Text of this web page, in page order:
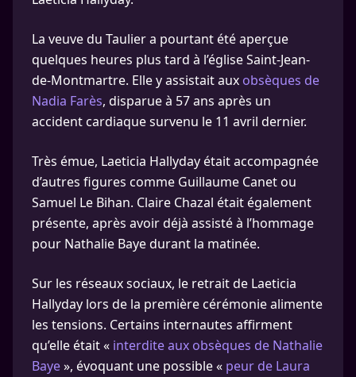
La veuve du Taulier a pourtant été aperçue
quelques heures plus tard à l’église Saint-Jean-
de-Montmartre. Elle y assistait aux obsèques de
Nadia Farès, disparue à 57 ans après un
accident cardiaque survenu le 11 avril dernier.
Très émue, Laeticia Hallyday était accompagnée
d’autres figures comme Guillaume Canet ou
Samuel Le Bihan. Claire Chazal était également
présente, après avoir déjà assisté à l’hommage
pour Nathalie Baye durant la matinée.
Sur les réseaux sociaux, le retrait de Laeticia
Hallyday lors de la première cérémonie alimente
les tensions. Certains internautes affirment
qu’elle était « interdite aux obsèques de Nathalie
Baye», évoquant une possible « peur de Laura